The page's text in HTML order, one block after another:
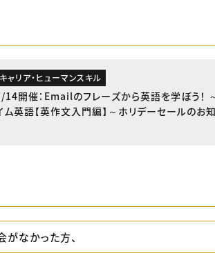
キャリア・ヒューマンスキル
14開催：Emailのフレーズから英語を学ぼう！
ム英語【英作文入門編】～ホリデーセールのお
なかった方、